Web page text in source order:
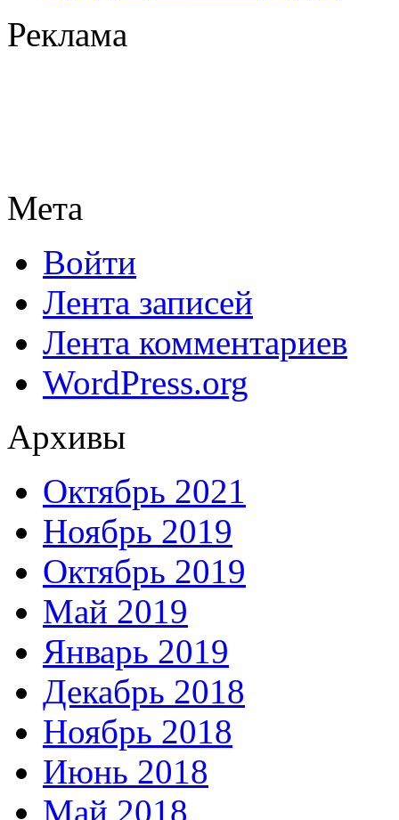
Реклама
Мета
Войти
Лента записей
Лента комментариев
WordPress.org
Архивы
Октябрь 2021
Ноябрь 2019
Октябрь 2019
Май 2019
Январь 2019
Декабрь 2018
Ноябрь 2018
Июнь 2018
Май 2018